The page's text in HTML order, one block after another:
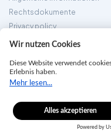
Rechtsdokumente
Privacy policy
TradingMoon
ist der
von der Seychelles